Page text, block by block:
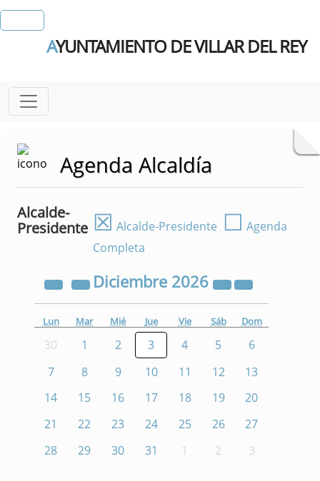
AYUNTAMIENTO DE VILLAR DEL REY
Agenda Alcaldía
Alcalde-
Presidente ☒ Alcalde-Presidente ☐ Agenda
Completa
Diciembre 2026
Lun Mar Mié Jue Vie Sáb Dom
30 1 2 3 4 5
6
7
8 9 10 11 12
13
14
15 16 17 18 19
20
21
22 23 24 25 26
27
28
29 30 31 1 2 3